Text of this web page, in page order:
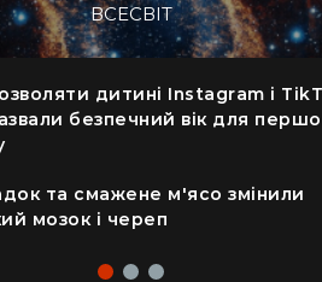
ВСЕСВІТ
дитині Instagram і
безпечний вік для
та смажене м'ясо змінили